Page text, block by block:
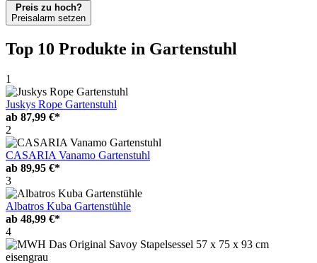
Preis zu hoch?
Preisalarm setzen
Top 10 Produkte in Gartenstuhl
1
Juskys Rope Gartenstuhl
ab 87,99 €*
2
CASARIA Vanamo Gartenstuhl
ab 89,95 €*
3
Albatros Kuba Gartenstühle
ab 48,99 €*
4